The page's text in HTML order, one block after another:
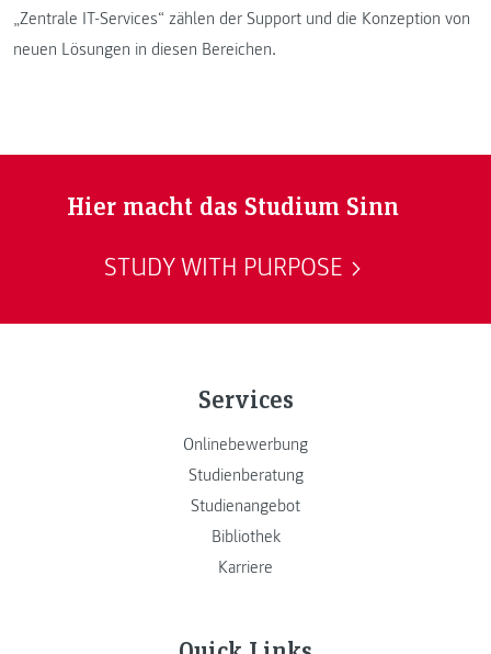
„Zentrale IT-Services“ zählen der Support und die Konzeption von
neuen Lösungen in diesen Bereichen.
Hier macht das Studium Sinn
STUDY WITH PURPOSE
Services
Onlinebewerbung
Studienberatung
Studienangebot
Bibliothek
Karriere